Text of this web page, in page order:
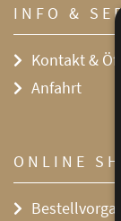
INFO &
Kontakt &
Anfahrt
ONLINE